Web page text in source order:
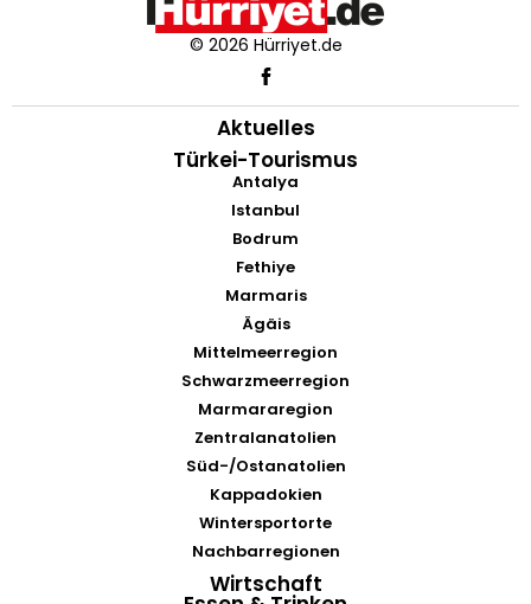
© 2026 Hürriyet.de
Aktuelles
Türkei-Tourismus
Antalya
Istanbul
Bodrum
Fethiye
Marmaris
Ägäis
Mittelmeerregion
Schwarzmeerregion
Marmararegion
Zentralanatolien
Süd-/Ostanatolien
Kappadokien
Wintersportorte
Nachbarregionen
Wirtschaft